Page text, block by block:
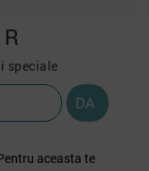
speciale
aceasta te